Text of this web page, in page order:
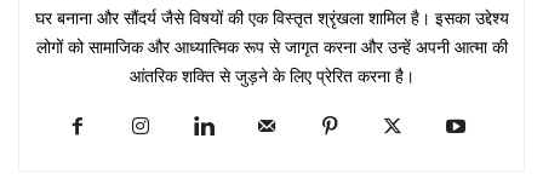
घर बनाना और सौंदर्य जैसे विषयों की एक विस्तृत श्रृंखला शामिल है। इसका उद्देश्य
लोगों को सामाजिक और आध्यात्मिक रूप से जागृत करना और उन्हें अपनी आत्मा की
आंतरिक शक्ति से जुड़ने के लिए प्रेरित करना है।